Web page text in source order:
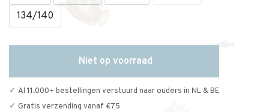
134/140
Niet op voorraad
Al 11.000+ bestellingen verstuurd naar ouders in NL & BE
Gratis verzending vanaf €75